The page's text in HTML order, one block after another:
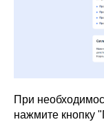
При
нажмите кнопку